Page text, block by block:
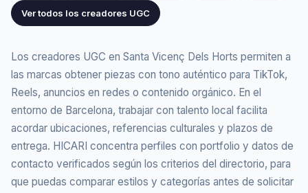
Ver todos los creadores UGC
Los creadores UGC en Santa Vicenç Dels Horts permiten a
las marcas obtener piezas con tono auténtico para TikTok,
Reels, anuncios en redes o contenido orgánico. En el
entorno de Barcelona, trabajar con talento local facilita
acordar ubicaciones, referencias culturales y plazos de
entrega. HICARI concentra perfiles con portfolio y datos de
contacto verificados según los criterios del directorio, para
que puedas comparar estilos y categorías antes de solicitar